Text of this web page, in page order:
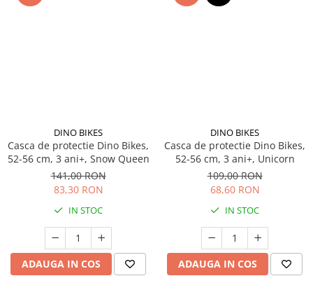
DINO BIKES
Casca de protectie Dino Bikes,
52-56 cm, 3 ani+, Snow Queen
141,00 RON
83,30 RON
IN STOC
ADAUGA IN COS
DINO BIKES
Casca de protectie Dino Bikes,
52-56 cm, 3 ani+, Unicorn
109,00 RON
68,60 RON
IN STOC
ADAUGA IN COS